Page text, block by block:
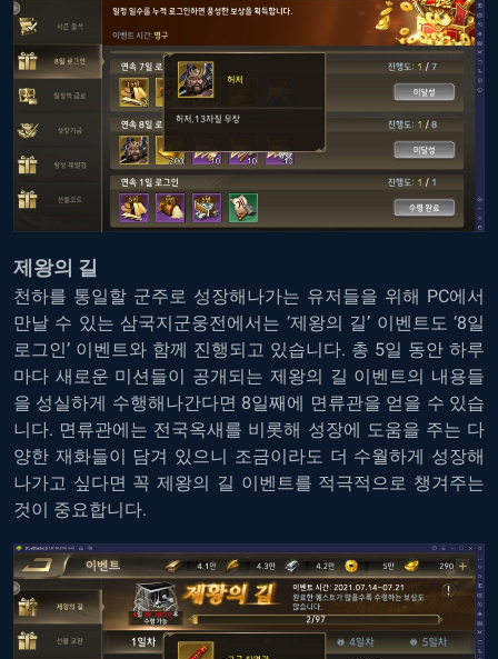
제왕의 길
천하를 통일할 군주로 성장해나가는 유저들을 위해 PC에서
만날 수 있는 삼국지군웅전에서는 ‘제왕의 길’ 이벤트도 ‘8일
로그인’ 이벤트와 함께 진행되고 있습니다. 총 5일 동안 하루
마다 새로운 미션들이 공개되는 제왕의 길 이벤트의 내용들
을 성실하게 수행해나간다면 8일째에 면류관을 얻을 수 있습
니다. 면류관에는 전국옥새를 비롯해 성장에 도움을 주는 다
양한 재화들이 담겨 있으니 조금이라도 더 수월하게 성장해
나가고 싶다면 꼭 제왕의 길 이벤트를 적극적으로 챙겨주는
것이 중요합니다.